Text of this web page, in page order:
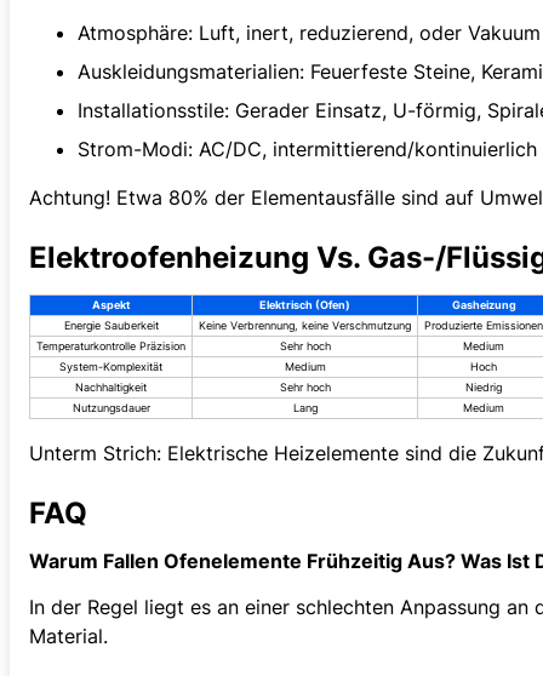
Atmosphäre: Luft, inert, reduzierend, oder Vakuum
Auskleidungsmaterialien: Feuerfeste Steine,
Installationsstile: Gerader Einsatz, U-förmig,
Strom-Modi: AC/DC, intermittierend/kontinuierlich
Achtung! Etwa 80% der Elementausfälle sind auf
Elektroofenheizung Vs. Gas-/
Aspekt Elektrisch (Ofen)
Gasheizung
Energie Sauberkeit
Keine Verbrennung, keine Verschmutzung
Produzierte Emissionen
Temperaturkontrolle Präzision
Sehr hoch
Medium
System-Komplexität
Medium
Hoch
Nachhaltigkeit
Sehr hoch
Niedrig
Nutzungsdauer
Lang Medium
Unterm Strich: Elektrische Heizelemente sind die
FAQ
Warum Fallen Ofenelemente Frühzeitig Aus? Was Ist
In der Regel liegt es an einer schlechten Anpassung
Material.